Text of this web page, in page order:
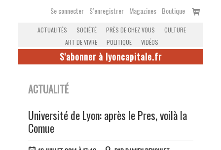
Se connecter S’enregistrer Magazines Boutique
Voir
ACTUALITÉS SOCIÉTÉ PRÈS DE CHEZ VOUS
CULTURE
ART DE VIVRE
POLITIQUE VIDÉOS
S'abonner à lyoncapitale.fr
ACTUALITÉ
Université de Lyon: après le Pres, voilà la
Comue